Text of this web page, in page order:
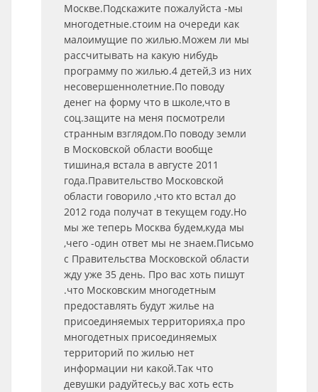
Москве.Подскажите пожалуйста -мы
многодетные.стоим на очереди как
малоимущие по жилью.Можем ли мы
рассчитывать на какую нибудь
программу по жилью.4 детей,3 из них
несовершеннолетние.По поводу
денег на форму что в школе,что в
соц.защите на меня посмотрели
странным взглядом.По поводу земли
в Московской области вообще
тишина,я встала в августе 2011
года.Правительство Московской
области говорило ,что кто встал до
2012 года получат в текущем году.Но
мы же теперь Москва будем,куда мы
,чего -один ответ мы не знаем.Письмо
с Правительства Московской области
жду уже 35 день. Про вас хоть пишут
.что Московским многодетным
предоставлять будут жилье на
присоединяемых территориях,а про
многодетных присоединяемых
территорий по жилью нет
информации ни какой.Так что
девушки радуйтесь,у вас хоть есть